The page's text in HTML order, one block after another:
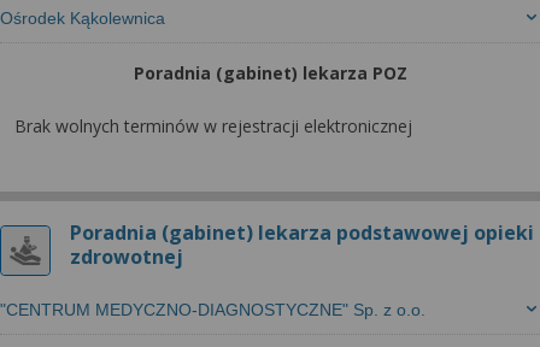
Ośrodek Kąkolewnica
Poradnia (gabinet) lekarza POZ
Brak wolnych terminów w rejestracji elektronicznej
Poradnia (gabinet) lekarza podstawowej opieki
zdrowotnej
"CENTRUM MEDYCZNO-DIAGNOSTYCZNE" Sp. z o.o.